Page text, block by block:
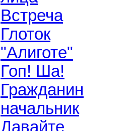
Встреча
Глоток
"Алиготе"
Гоп! Ша!
Гражданин
начальник
Давайте